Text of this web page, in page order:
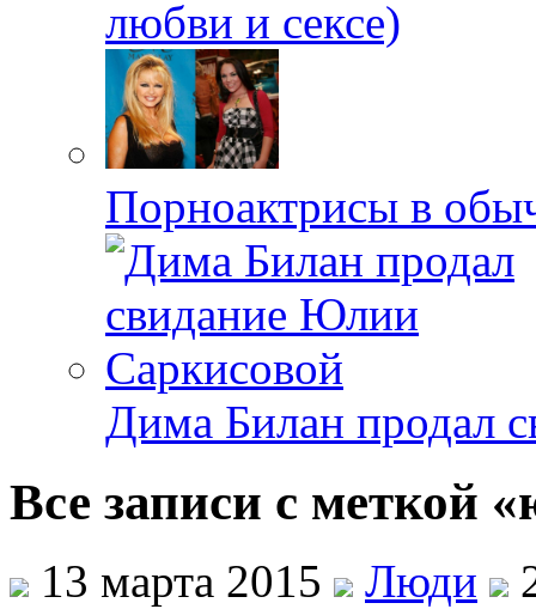
любви и сексе)
Порноактрисы в
Дима Билан продал
Все записи с меткой
13 марта 2015 Люди